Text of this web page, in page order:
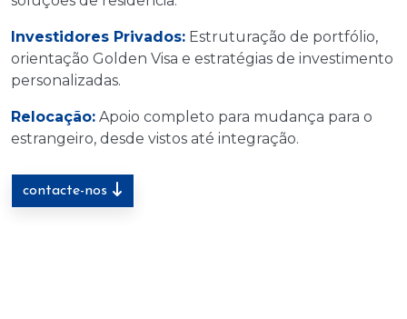
Investidores Privados: Estruturação de portfólio,
orientação Golden Visa e estratégias de investimento
personalizadas.
Relocação: Apoio completo para mudança para o
estrangeiro, desde vistos até integração.
contacte-nos